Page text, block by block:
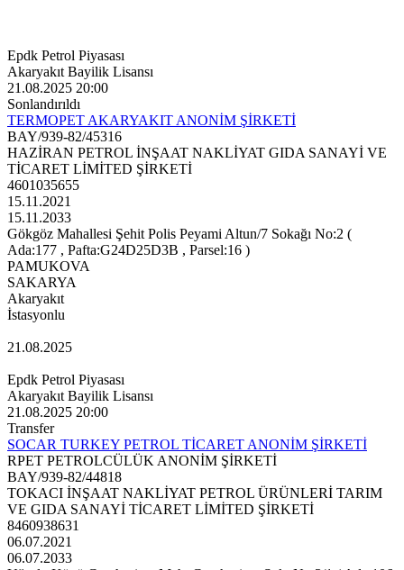
Epdk Petrol Piyasası
Akaryakıt Bayilik Lisansı
21.08.2025 20:00
Sonlandırıldı
TERMOPET AKARYAKIT ANONİM ŞİRKETİ
BAY/939-82/45316
HAZİRAN PETROL İNŞAAT NAKLİYAT GIDA SANAYİ VE
TİCARET LİMİTED ŞİRKETİ
4601035655
15.11.2021
15.11.2033
Gökgöz Mahallesi Şehit Polis Peyami Altun/7 Sokağı No:2 (
Ada:177 , Pafta:G24D25D3B , Parsel:16 )
PAMUKOVA
SAKARYA
Akaryakıt
İstasyonlu
21.08.2025
Epdk Petrol Piyasası
Akaryakıt Bayilik Lisansı
21.08.2025 20:00
Transfer
SOCAR TURKEY PETROL TİCARET ANONİM ŞİRKETİ
RPET PETROLCÜLÜK ANONİM ŞİRKETİ
BAY/939-82/44818
TOKACI İNŞAAT NAKLİYAT PETROL ÜRÜNLERİ TARIM
VE GIDA SANAYİ TİCARET LİMİTED ŞİRKETİ
8460938631
06.07.2021
06.07.2033